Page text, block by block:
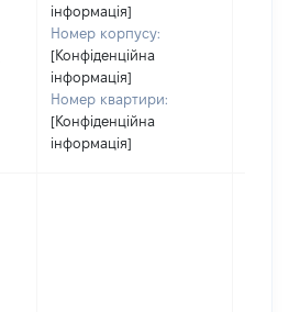
інформація]
Номер корпусу:
[Конфіденційна
інформація]
Номер квартири:
[Конфіденційна
інформація]